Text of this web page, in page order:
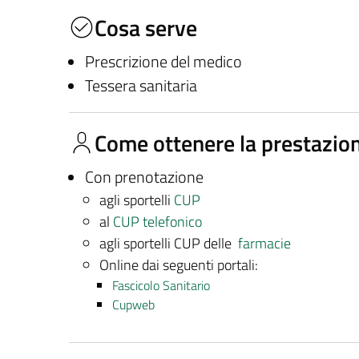
Cosa serve
Prescrizione del medico
Tessera sanitaria
Come ottenere la
Con prenotazione
agli sportelli CUP
al CUP telefonico
agli sportelli CUP delle farmacie
Online dai seguenti portali:
Fascicolo Sanitario
Cupweb